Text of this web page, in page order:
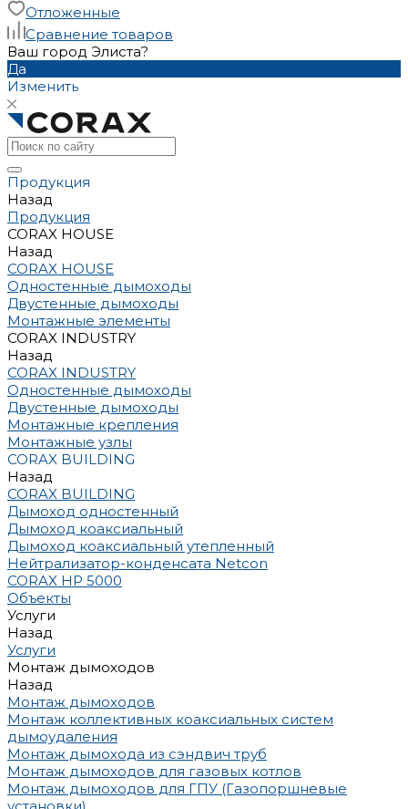
Отложенные
Сравнение товаров
Ваш город Элиста?
Да
Изменить
Продукция
Назад
Продукция
CORAX HOUSE
Назад
CORAX HOUSE
Одностенные дымоходы
Двустенные дымоходы
Монтажные элементы
CORAX INDUSTRY
Назад
CORAX INDUSTRY
Одностенные дымоходы
Двустенные дымоходы
Монтажные крепления
Монтажные узлы
CORAX BUILDING
Назад
CORAX BUILDING
Дымоход одностенный
Дымоход коаксиальный
Дымоход коаксиальный утепленный
Нейтрализатор-конденсата Netcon
CORAX HP 5000
Объекты
Услуги
Назад
Услуги
Монтаж дымоходов
Назад
Монтаж дымоходов
Монтаж коллективных коаксиальных систем
дымоудаления
Монтаж дымохода из сэндвич труб
Монтаж дымоходов для газовых котлов
Монтаж дымоходов для ГПУ (Газопоршневые